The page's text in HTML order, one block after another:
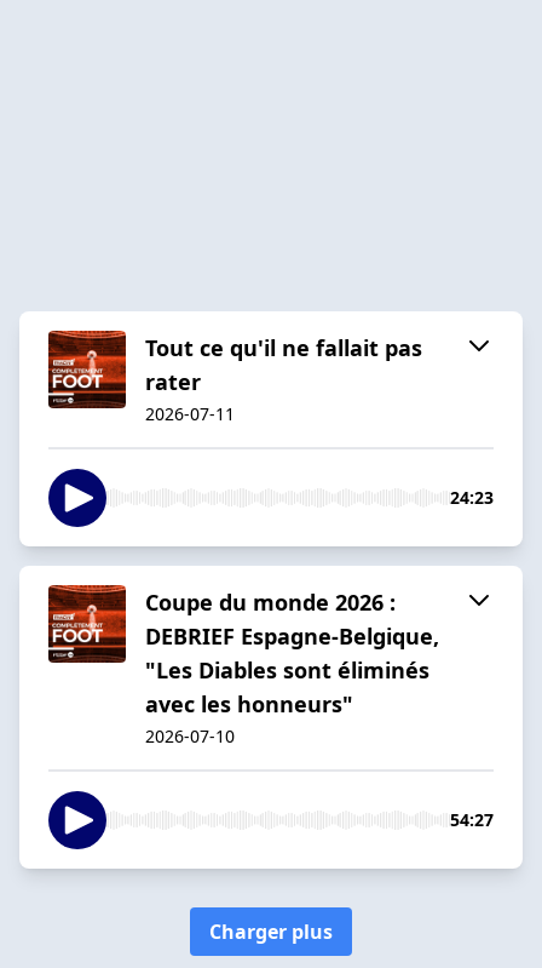
Tout ce qu'il ne fallait pas
rater
2026-07-11
24:23
Coupe du monde 2026 :
DEBRIEF Espagne-Belgique,
"Les Diables sont éliminés
avec les honneurs"
2026-07-10
54:27
Charger plus